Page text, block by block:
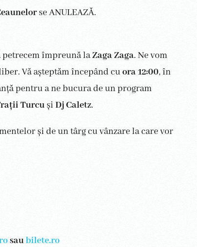
se ANULEAZĂ.
petrecem împreună laZaga Zaga. Ne vom
Vă așteptăm începând cuora 12:00, în
pentru a ne bucura de un program
Turcu și Dj Caletz.
și de un târg cu vânzare la care vor
saubilete.ro